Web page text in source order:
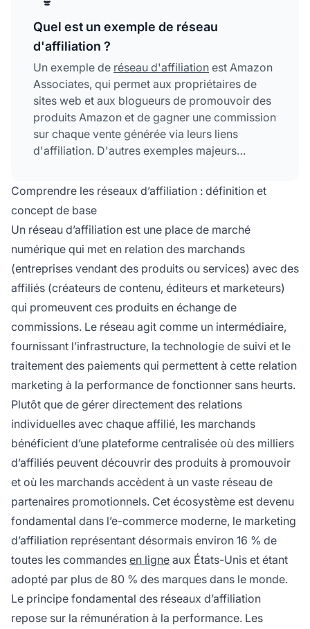
Quel est un exemple de réseau
d'affiliation ?
Un exemple de réseau d'affiliation est Amazon
Associates, qui permet aux propriétaires de
sites web et aux blogueurs de promouvoir des
produits Amazon et de gagner une commission
sur chaque vente générée via leurs liens
d'affiliation. D'autres exemples majeurs
ClickBank, chacun proposant différentes
structures de commission et catégories de
produits.
Comprendre les réseaux d’affiliation : définition et
concept de base
Un réseau d’affiliation est une place de marché
numérique qui met en relation des marchands
(entreprises vendant des produits ou services) avec des
affiliés (créateurs de contenu, éditeurs et marketeurs)
qui promeuvent ces produits en échange de
commissions. Le réseau agit comme un intermédiaire,
fournissant l’infrastructure, la technologie de suivi et le
traitement des paiements qui permettent à cette relation
marketing à la performance de fonctionner sans heurts.
Plutôt que de gérer directement des relations
individuelles avec chaque affilié, les marchands
bénéficient d’une plateforme centralisée où des milliers
d’affiliés peuvent découvrir des produits à promouvoir
et où les marchands accèdent à un vaste réseau de
partenaires promotionnels. Cet écosystème est devenu
fondamental dans l’e-commerce moderne, le marketing
d’affiliation représentant désormais environ 16 % de
toutes les commandes en ligne aux États-Unis et étant
adopté par plus de 80 % des marques dans le monde.
Le principe fondamental des réseaux d’affiliation
repose sur la rémunération à la performance. Les